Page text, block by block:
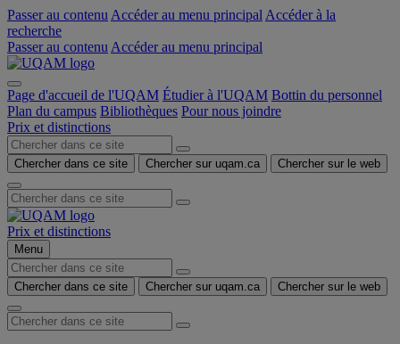
Passer au contenu Accéder au menu principal Accéder à la
recherche
Passer au contenu Accéder au menu principal
Page d'accueil de l'UQAM Étudier à l'UQAM Bottin du personnel
Plan du campus Bibliothèques Pour nous joindre
Prix et distinctions
Chercher dans ce site Chercher sur uqam.ca Chercher sur le web
Prix et distinctions
Menu
Chercher dans ce site Chercher sur uqam.ca Chercher sur le web